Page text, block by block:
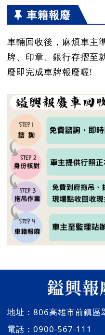
車籍報廢
車輛回收後，麻煩車主
牌、印章、銀行存摺至
廢即完成車牌報廢喔!
地址： 806高雄市前鎮區
電話： 0900-567-111